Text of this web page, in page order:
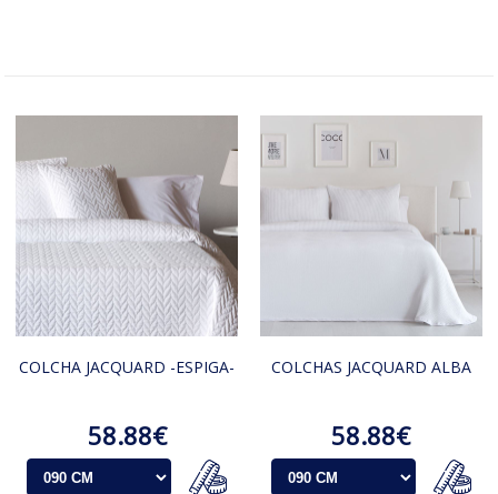
COLCHA JACQUARD -ESPIGA-
58.88€
COLCHAS JACQUARD ALBA
58.88€